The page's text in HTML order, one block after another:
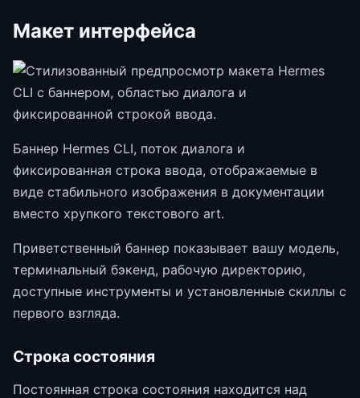
Макет интерфейса
Баннер Hermes CLI, поток диалога и
фиксированная строка ввода, отображаемые в
виде стабильного изображения в документации
вместо хрупкого текстового art.
Приветственный баннер показывает вашу модель,
терминальный бэкенд, рабочую директорию,
доступные инструменты и установленные скиллы с
первого взгляда.
Строка состояния
Постоянная строка состояния находится над